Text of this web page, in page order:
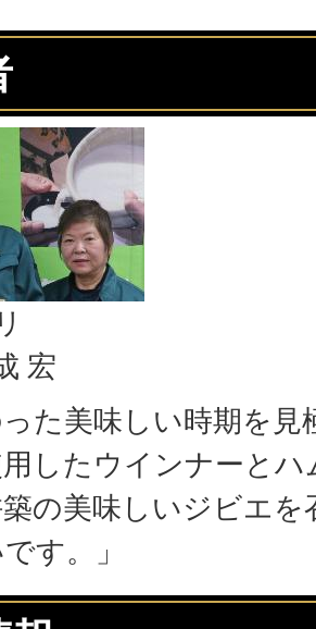
宏
った美味しい時期を
したウインナーと
の美味しいジビエ
す。」